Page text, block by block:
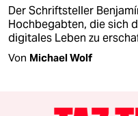
Der Schriftsteller
Hochbegabten, die sich
digitales Leben zu
Von Michael Wolf